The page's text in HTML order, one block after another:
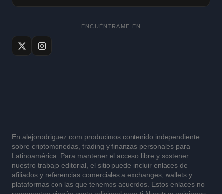
ENCUÉNTRAME EN
En alejorodriguez.com producimos contenido independiente
sobre criptomonedas, trading y finanzas personales para
Latinoamérica. Para mantener el acceso libre y sostener
nuestro trabajo editorial, el sitio puede incluir enlaces de
afiliados y referencias comerciales a exchanges, wallets y
plataformas con las que tenemos acuerdos. Estos enlaces no